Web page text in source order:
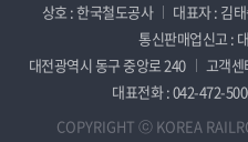
상호 : 한국철도공사 대표자 : 김
통신판매업신고 :
대전광역시 동구 중앙로 240
고객센
대표전화 : 042-472-
COPYRIGHT ⓒ KOREA